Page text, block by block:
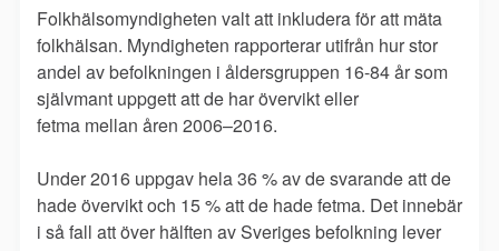
Folkhälsomyndigheten valt att inkludera för att mäta
folkhälsan. Myndigheten rapporterar utifrån hur stor
andel av befolkningen i åldersgruppen 16-84 år som
självmant uppgett att de har övervikt eller
fetma mellan åren 2006–2016.
Under 2016 uppgav hela 36 % av de svarande att de
hade övervikt och 15 % att de hade fetma. Det innebär
i så fall att över hälften av Sveriges befolkning lever